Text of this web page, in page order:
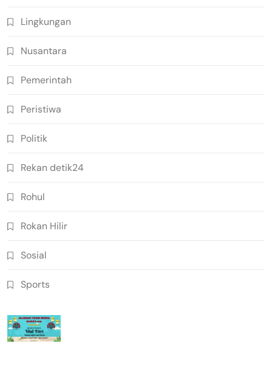
Lingkungan
Nusantara
Pemerintah
Peristiwa
Politik
Rekan detik24
Rohul
Rokan Hilir
Sosial
Sports